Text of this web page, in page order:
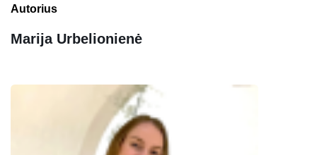
Autorius
Marija Urbelionienė